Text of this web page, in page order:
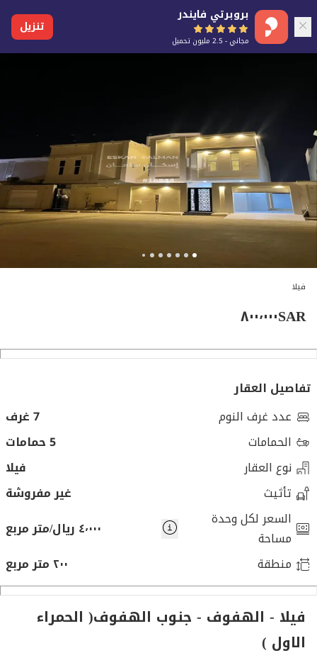
بروبرتي فايندر
مجاني - 2.5 مليون تحميل
تنزيل
فيلا
SAR٨٠٠٬٠٠٠
تفاصيل العقار
عدد غرف النوم
7 غرف
الحمامات
5 حمامات
نوع العقار
فيلا
تأثيث
غير مفروشة
السعر لكل وحدة
مساحة
٤٬٠٠٠ ريال/متر مربع
منطقة
٢٠٠ متر مربع
فيلا - الهفوف‎ - جنوب الهفوف( الحمراء
الاول )